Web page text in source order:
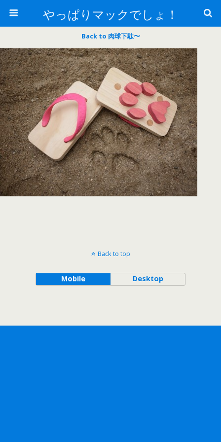
やっぱりマックでしょ！
Back to 肉球下駄〜
Back to top
Mobile Desktop